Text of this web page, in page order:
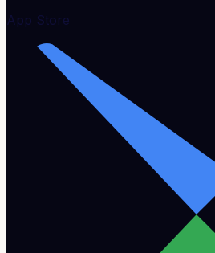
App Store